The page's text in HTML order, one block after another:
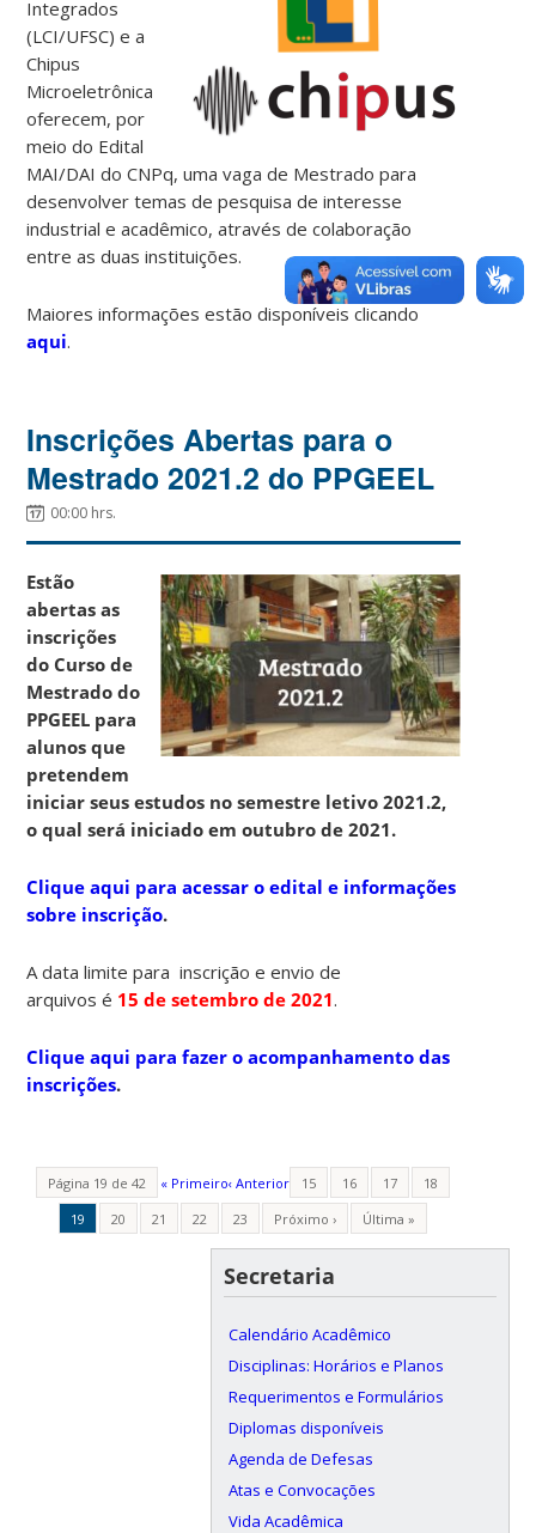
Integrados
(LCI/UFSC) e a
Chipus
Microeletrônica
oferecem, por
meio do Edital
MAI/DAI do CNPq, uma vaga de Mestrado para
desenvolver temas de pesquisa de interesse
industrial e acadêmico, através de colaboração
entre as duas instituições.
Maiores informações estão disponíveis clicando
aqui.
Inscrições Abertas para o
Mestrado 2021.2 do PPGEEL
00:00 hrs.
Estão
abertas as
inscrições
do Curso de
Mestrado do
PPGEEL para
alunos que
pretendem
iniciar seus estudos no semestre letivo 2021.2,
o qual será iniciado em outubro de 2021.
Clique aqui para acessar o edital e informações
sobre inscrição.
A data limite para inscrição e envio de
arquivos é 15de setembro de 2021.
Clique aqui para fazer o acompanhamento das
inscrições.
Página 19 de 42 « Primeiro‹ Anterior 15 16 17
18
19
20 21 22 23 Próximo › Última »
Secretaria
Calendário Acadêmico
Disciplinas: Horários e Planos
Requerimentos e Formulários
Diplomas disponíveis
Agenda de Defesas
Atas e Convocações
Vida Acadêmica